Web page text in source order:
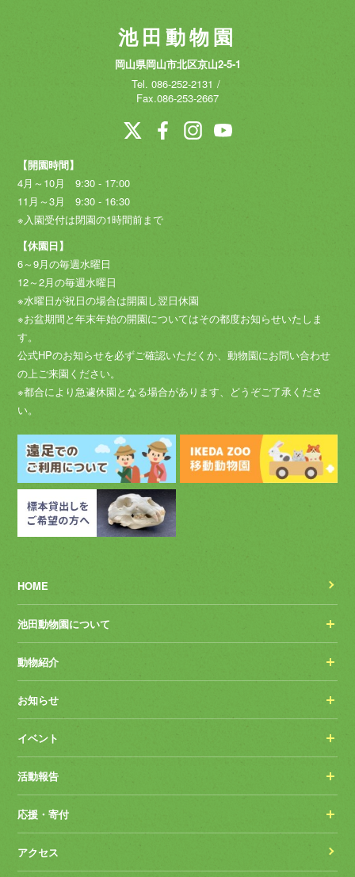
池田動物園
岡山県岡山市北区京山2-5-1
Tel. 086-252-2131
Fax.086-253-2667
【開園時間】
4月～10月 9:30 - 17:00
11月～3月 9:30 - 16:30
※入園受付は閉園の1時間前まで
【休園日】
6～9月の毎週水曜日
12～2月の毎週水曜日
※水曜日が祝日の場合は開園し翌日休園
※お盆期間と年末年始の開園についてはその都度お知らせいたしま
す。
公式HPのお知らせを必ずご確認いただくか、動物園にお問い合わせ
の上ご来園ください。
※都合により急遽休園となる場合があります、どうぞご了承くださ
い。
HOME
池田動物園について
動物紹介
お知らせ
イベント
活動報告
応援・寄付
アクセス